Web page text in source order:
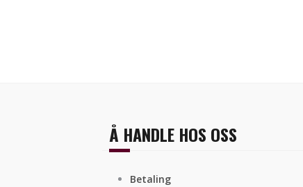
Å HANDLE HOS OSS
Betaling